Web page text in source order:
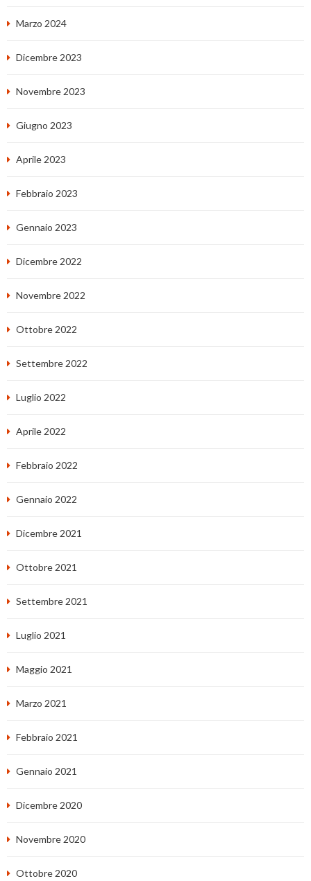
Marzo 2024
Dicembre 2023
Novembre 2023
Giugno 2023
Aprile 2023
Febbraio 2023
Gennaio 2023
Dicembre 2022
Novembre 2022
Ottobre 2022
Settembre 2022
Luglio 2022
Aprile 2022
Febbraio 2022
Gennaio 2022
Dicembre 2021
Ottobre 2021
Settembre 2021
Luglio 2021
Maggio 2021
Marzo 2021
Febbraio 2021
Gennaio 2021
Dicembre 2020
Novembre 2020
Ottobre 2020